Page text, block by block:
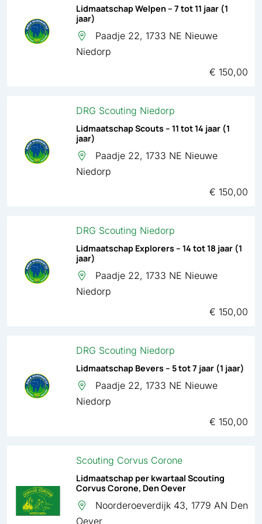
Lidmaatschap Welpen – 7 tot 11 jaar (1
jaar)
Paadje 22, 1733 NE Nieuwe
Niedorp
€ 150,00
Lidmaatschap Scouts – 11 tot 14 jaar (1
jaar)
DRG Scouting Niedorp
Paadje 22, 1733 NE Nieuwe
Niedorp
€ 150,00
Lidmaatschap Explorers – 14 tot 18 jaar (1
jaar)
DRG Scouting Niedorp
Paadje 22, 1733 NE Nieuwe
Niedorp
€ 150,00
Lidmaatschap Bevers – 5 tot 7 jaar (1 jaar)
DRG Scouting Niedorp
Paadje 22, 1733 NE Nieuwe
Niedorp
€ 150,00
Lidmaatschap per kwartaal Scouting
Corvus Corone, Den Oever
Scouting Corvus Corone
Noorderoeverdijk 43, 1779 AN Den
Oever